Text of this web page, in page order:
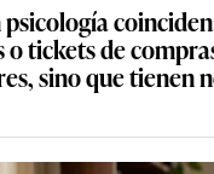
tickets de
sino que tienen